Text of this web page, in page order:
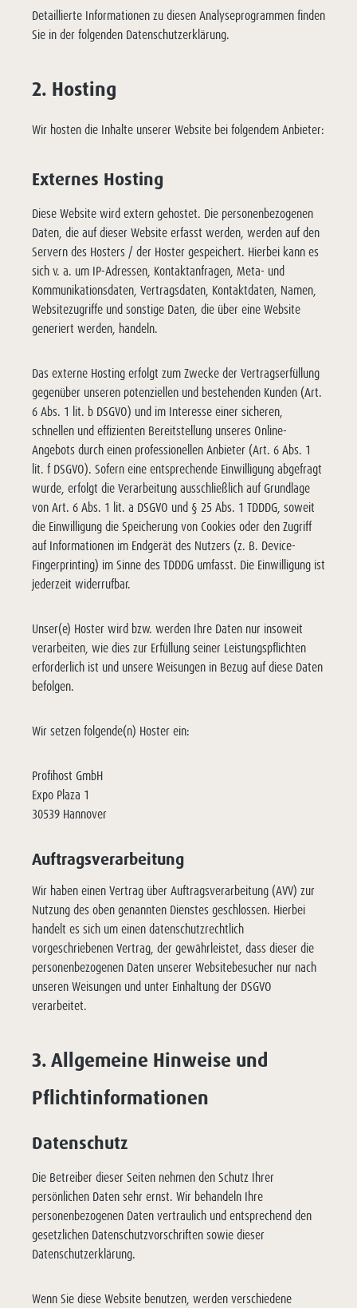
Detaillierte Informationen zu diesen Analyseprogrammen finden
Sie in der folgenden Datenschutzerklärung.
2. Hosting
Wir hosten die Inhalte unserer Website bei folgendem Anbieter:
Externes Hosting
Diese Website wird extern gehostet. Die personenbezogenen
Daten, die auf dieser Website erfasst werden, werden auf den
Servern des Hosters / der Hoster gespeichert. Hierbei kann es
sich v. a. um IP-Adressen, Kontaktanfragen, Meta- und
Kommunikationsdaten, Vertragsdaten, Kontaktdaten, Namen,
Websitezugriffe und sonstige Daten, die über eine Website
generiert werden, handeln.
Das externe Hosting erfolgt zum Zwecke der Vertragserfüllung
gegenüber unseren potenziellen und bestehenden Kunden (Art.
6 Abs. 1 lit. b DSGVO) und im Interesse einer sicheren,
schnellen und effizienten Bereitstellung unseres Online-
Angebots durch einen professionellen Anbieter (Art. 6 Abs. 1
lit. f DSGVO). Sofern eine entsprechende Einwilligung abgefragt
wurde, erfolgt die Verarbeitung ausschließlich auf Grundlage
von Art. 6 Abs. 1 lit. a DSGVO und § 25 Abs. 1 TDDDG, soweit
die Einwilligung die Speicherung von Cookies oder den Zugriff
auf Informationen im Endgerät des Nutzers (z. B. Device-
Fingerprinting) im Sinne des TDDDG umfasst. Die Einwilligung ist
jederzeit widerrufbar.
Unser(e) Hoster wird bzw. werden Ihre Daten nur insoweit
verarbeiten, wie dies zur Erfüllung seiner Leistungspflichten
erforderlich ist und unsere Weisungen in Bezug auf diese Daten
befolgen.
Wir setzen folgende(n) Hoster ein:
Profihost GmbH
Expo Plaza 1
30539 Hannover
Auftragsverarbeitung
Wir haben einen Vertrag über Auftragsverarbeitung (AVV) zur
Nutzung des oben genannten Dienstes geschlossen. Hierbei
handelt es sich um einen datenschutzrechtlich
vorgeschriebenen Vertrag, der gewährleistet, dass dieser die
personenbezogenen Daten unserer Websitebesucher nur nach
unseren Weisungen und unter Einhaltung der DSGVO
verarbeitet.
3. Allgemeine Hinweise und
Pflicht­informationen
Datenschutz
Die Betreiber dieser Seiten nehmen den Schutz Ihrer
persönlichen Daten sehr ernst. Wir behandeln Ihre
personenbezogenen Daten vertraulich und entsprechend den
gesetzlichen Datenschutzvorschriften sowie dieser
Datenschutzerklärung.
Wenn Sie diese Website benutzen, werden verschiedene